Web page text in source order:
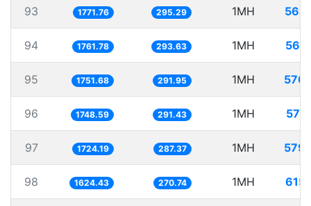
93 1771.76 295.29 1MH
94 1761.78 293.63 1MH
95 1751.68 291.95 1MH
96 1748.59 291.43 1MH
97 1724.19 287.37 1MH
98 1624.43 270.74 1MH